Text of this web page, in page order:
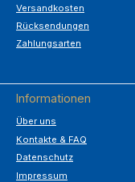
Versandkosten
Rücksendungen
Zahlungsarten
Informationen
Über uns
Kontakte & FAQ
Datenschutz
Impressum